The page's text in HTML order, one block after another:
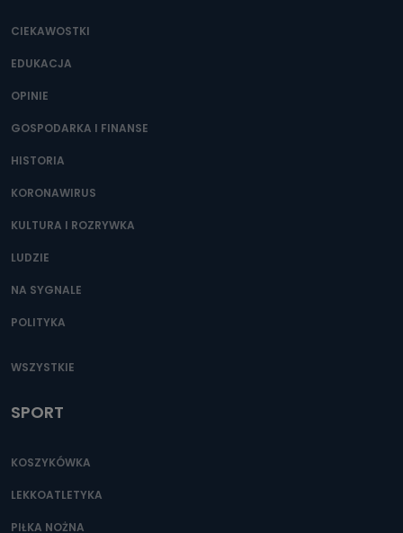
CIEKAWOSTKI
EDUKACJA
OPINIE
GOSPODARKA I FINANSE
HISTORIA
KORONAWIRUS
KULTURA I ROZRYWKA
LUDZIE
NA SYGNALE
POLITYKA
WSZYSTKIE
SPORT
KOSZYKÓWKA
LEKKOATLETYKA
PIŁKA NOŻNA